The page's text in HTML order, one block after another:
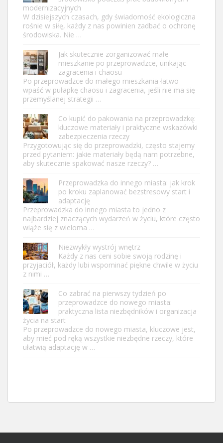
modernizacyjnych
W dzisiejszych czasach, gdy świadomość ekologiczna
rośnie w siłę, każdy z nas powinien zadbać o ochronę
środowiska. Nie …
Jak skutecznie zorganizować małe
mieszkanie po przeprowadzce, unikając
zagracenia i chaosu
Po przeprowadzce do małego mieszkania łatwo
wpaść w pułapkę chaosu i zagracenia, jeśli nie ma się
przemyślanej strategii …
Co kupić do pakowania na przeprowadzkę:
kluczowe materiały i praktyczne wskazówki
zabezpieczenia rzeczy
Przygotowując się do przeprowadzki, często stajemy
przed pytaniem: jakie materiały będą nam potrzebne,
aby skutecznie spakować nasze rzeczy? …
Przeprowadzka do innego miasta: jak krok
po kroku zaplanować bezstresowy start i
adaptację
Przeprowadzka do innego miasta to jedno z
najbardziej znaczących wydarzeń w życiu, które często
wiąże się z wieloma …
Niezwykły wystrój wnętrz
Każdy z nas ceni sobie swoją rodzinę i
przyjaciół, każdy lubi wspominać piękne chwile w życiu
z nimi …
Co zabrać na pierwszy tydzień po
przeprowadzce do nowego miasta:
praktyczna lista niezbędników i organizacja
życia na start
Po przeprowadzce do nowego miasta, kluczowe jest,
aby mieć pod ręką wszystkie niezbędne rzeczy, które
ułatwią adaptację w …